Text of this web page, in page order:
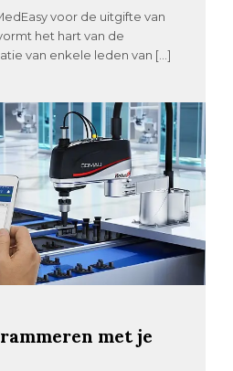
voor de uitgifte van
het hart van de
van enkele leden van […]
met je